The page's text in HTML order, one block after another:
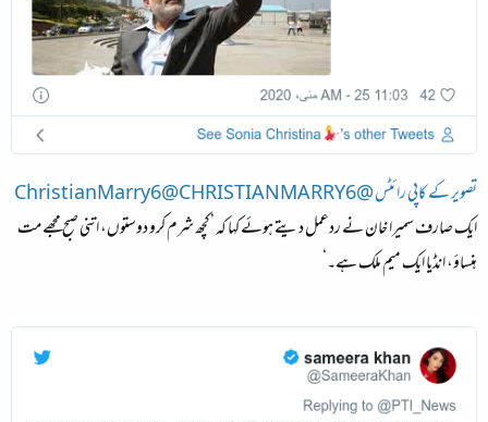
تصویر کے کاپی رائٹس @ChristianMarry6@CHRISTIANMARRY6
ایک صارف سمیرا خان نے ردعمل دیتے ہوئے کہا کہ ’کچھ شرم کرو دوستوں، اتنی صبح مجھے مت
ہنساؤ، انڈیا ایک میم ملک ہے۔‘